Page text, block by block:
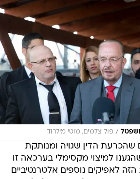
ושפטל / פול צלמים, מוטי מילרוד
שהכרעת הדין שגויה ומנותקת
למיצוי מקסימלי בערכאה זו
לאפיקים נוספים אלטרנטיביים